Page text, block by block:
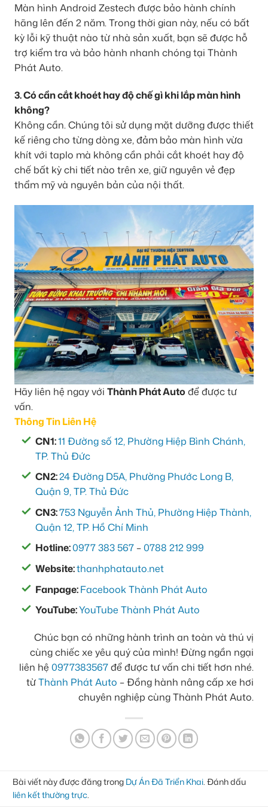
Màn hình Android Zestech được bảo hành chính
hãng lên đến 2 năm. Trong thời gian này, nếu có bất
kỳ lỗi kỹ thuật nào từ nhà sản xuất, bạn sẽ được hỗ
trợ kiểm tra và bảo hành nhanh chóng tại Thành
Phát Auto.
3. Có cần cắt khoét hay độ chế gì khi lắp màn hình
không?
Không cần. Chúng tôi sử dụng mặt dưỡng được thiết
kế riêng cho từng dòng xe, đảm bảo màn hình vừa
khít với taplo mà không cần phải cắt khoét hay độ
chế bất kỳ chi tiết nào trên xe, giữ nguyên vẻ đẹp
thẩm mỹ và nguyên bản của nội thất.
Hãy liên hệ ngay với Thành Phát Auto để được tư
vấn.
Thông Tin Liên Hệ
CN1:11 Đường số 12, Phường Hiệp Bình Chánh,
TP. Thủ Đức
CN2:24 Đường D5A, Phường Phước Long B,
Quận 9, TP. Thủ Đức
CN3:753 Nguyễn Ảnh Thủ, Phường Hiệp Thành,
Quận 12, TP. Hồ Chí Minh
Hotline:0977 383 567 –0788 212 999
Website:thanhphatauto.net
Fanpage:Facebook Thành Phát Auto
YouTube:YouTube Thành Phát Auto
Chúc bạn có những hành trình an toàn và thú vị
cùng chiếc xe yêu quý của mình! Đừng ngần ngại
liên hệ 0977383567để được tư vấn chi tiết hơn nhé.
từThành Phát Auto – Đồng hành nâng cấp xe hơi
chuyên nghiệp cùng Thành Phát Auto.
Bài viết này được đăng trong Dự Án Đã Triển Khai. Đánh dấu
liên kết thường trực.